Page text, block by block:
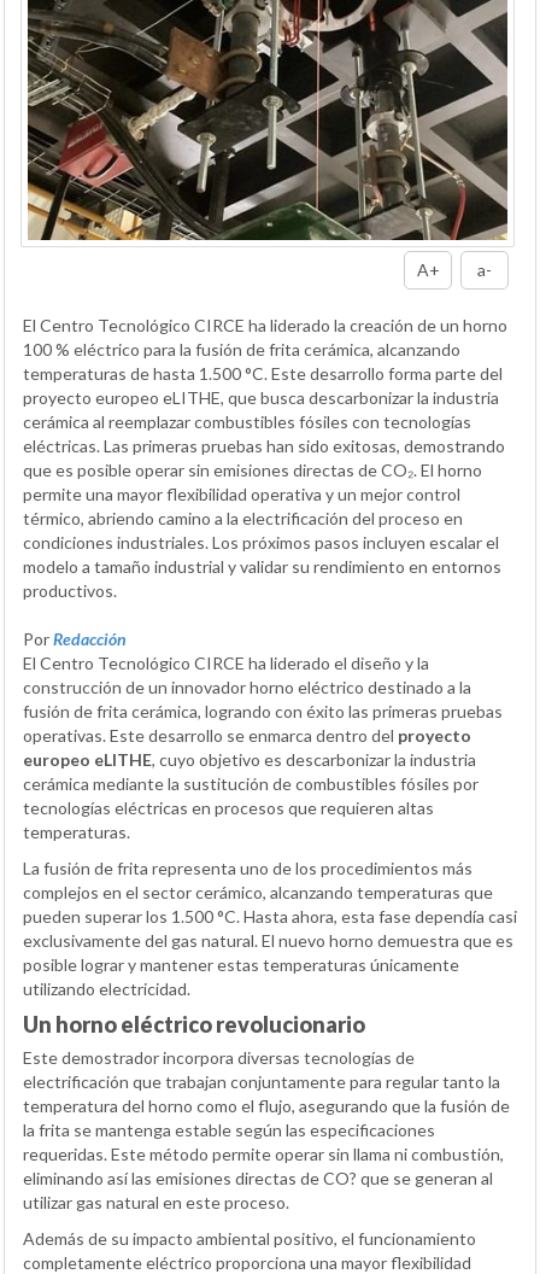
A+ a-
El Centro Tecnológico CIRCE ha liderado la creación de un horno
100 % eléctrico para la fusión de frita cerámica, alcanzando
temperaturas de hasta 1.500 °C. Este desarrollo forma parte del
proyecto europeo eLITHE, que busca descarbonizar la industria
cerámica al reemplazar combustibles fósiles con tecnologías
eléctricas. Las primeras pruebas han sido exitosas, demostrando
que es posible operar sin emisiones directas de CO₂. El horno
permite una mayor flexibilidad operativa y un mejor control
térmico, abriendo camino a la electrificación del proceso en
condiciones industriales. Los próximos pasos incluyen escalar el
modelo a tamaño industrial y validar su rendimiento en entornos
productivos.
PorRedacción
El Centro Tecnológico CIRCE ha liderado el diseño y la
construcción de un innovador horno eléctrico destinado a la
fusión de frita cerámica, logrando con éxito las primeras pruebas
operativas. Este desarrollo se enmarca dentro del proyecto
europeo eLITHE, cuyo objetivo es descarbonizar la industria
cerámica mediante la sustitución de combustibles fósiles por
tecnologías eléctricas en procesos que requieren altas
temperaturas.
La fusión de frita representa uno de los procedimientos más
complejos en el sector cerámico, alcanzando temperaturas que
pueden superar los 1.500 °C. Hasta ahora, esta fase dependía casi
exclusivamente del gas natural. El nuevo horno demuestra que es
posible lograr y mantener estas temperaturas únicamente
utilizando electricidad.
Un horno eléctrico revolucionario
Este demostrador incorpora diversas tecnologías de
electrificación que trabajan conjuntamente para regular tanto la
temperatura del horno como el flujo, asegurando que la fusión de
la frita se mantenga estable según las especificaciones
requeridas. Este método permite operar sin llama ni combustión,
eliminando así las emisiones directas de CO? que se generan al
utilizar gas natural en este proceso.
Además de su impacto ambiental positivo, el funcionamiento
completamente eléctrico proporciona una mayor flexibilidad